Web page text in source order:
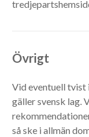
Övrigt
Vid eventuell tvist
gäller svensk lag.
så ske i allmän